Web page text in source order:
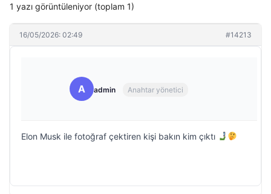
1 yazı görüntüleniyor (toplam 1)
16/05/2026: 02:49 #14213
A admin Anahtar yönetici
Elon Musk ile fotoğraf çektiren kişi bakın kim çıktı